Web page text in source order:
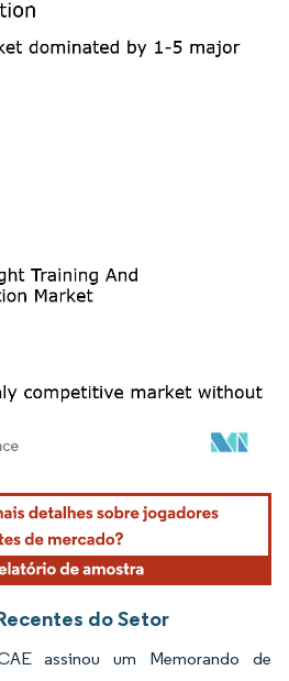
reuso requer atribuição conforme CC BY 4.0.
do Setor
assinou um Memorando de